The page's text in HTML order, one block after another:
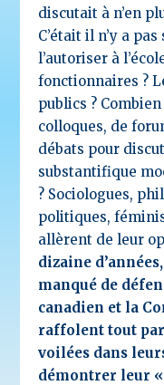
discutait à n’en
C’était il n’y a
l’autoriser à
fonctionnaires ?
publics ?
colloques, de
débats pour
substantifique
? Sociologues,
politiques,
allèrent de leur
dizaine
manqué de
canadien et la
raffolent tout
voilées dans
démontrer leur